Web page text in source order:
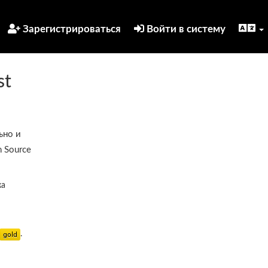
Зарегистрироваться Войти в систему
и
Source
.